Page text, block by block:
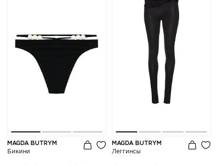
MAGDA BUTRYM
Бикини
MAGDA BUTRYM
Леггинсы